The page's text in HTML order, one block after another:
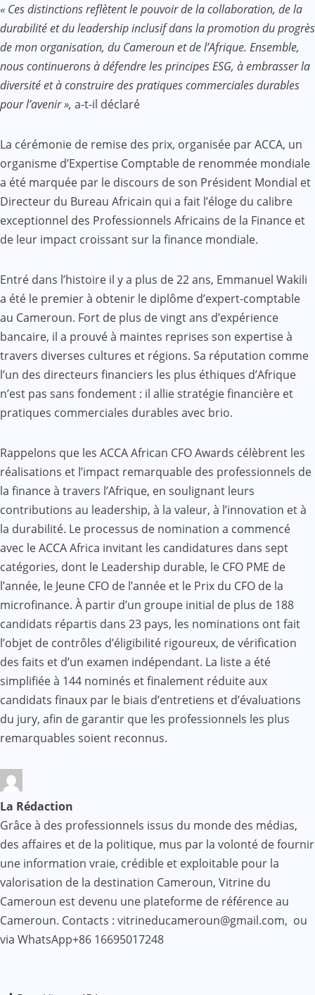
« Ces distinctions reflètent le pouvoir de la collaboration, de la
durabilité et du leadership inclusif dans la promotion du progrès
de mon organisation, du Cameroun et de l’Afrique. Ensemble,
nous continuerons à défendre les principes ESG, à embrasser la
diversité et à construire des pratiques commerciales durables
pour l’avenir », a-t-il déclaré
La cérémonie de remise des prix, organisée par ACCA, un
organisme d’Expertise Comptable de renommée mondiale
a été marquée par le discours de son Président Mondial et
Directeur du Bureau Africain qui a fait l’éloge du calibre
exceptionnel des Professionnels Africains de la Finance et
de leur impact croissant sur la finance mondiale.
Entré dans l’histoire il y a plus de 22 ans, Emmanuel Wakili
a été le premier à obtenir le diplôme d’expert-comptable
au Cameroun. Fort de plus de vingt ans d’expérience
bancaire, il a prouvé à maintes reprises son expertise à
travers diverses cultures et régions. Sa réputation comme
l’un des directeurs financiers les plus éthiques d’Afrique
n’est pas sans fondement : il allie stratégie financière et
pratiques commerciales durables avec brio.
Rappelons que les ACCA African CFO Awards célèbrent les
réalisations et l’impact remarquable des professionnels de
la finance à travers l’Afrique, en soulignant leurs
contributions au leadership, à la valeur, à l’innovation et à
la durabilité. Le processus de nomination a commencé
avec le ACCA Africa invitant les candidatures dans sept
catégories, dont le Leadership durable, le CFO PME de
l’année, le Jeune CFO de l’année et le Prix du CFO de la
microfinance. À partir d’un groupe initial de plus de 188
candidats répartis dans 23 pays, les nominations ont fait
l’objet de contrôles d’éligibilité rigoureux, de vérification
des faits et d’un examen indépendant. La liste a été
simplifiée à 144 nominés et finalement réduite aux
candidats finaux par le biais d’entretiens et d’évaluations
du jury, afin de garantir que les professionnels les plus
remarquables soient reconnus.
La Rédaction
Grâce à des professionnels issus du monde des médias,
des affaires et de la politique, mus par la volonté de fournir
une information vraie, crédible et exploitable pour la
valorisation de la destination Cameroun, Vitrine du
Cameroun est devenu une plateforme de référence au
Cameroun. Contacts : vitrineducameroun@gmail.com, ou
via WhatsApp+86 16695017248